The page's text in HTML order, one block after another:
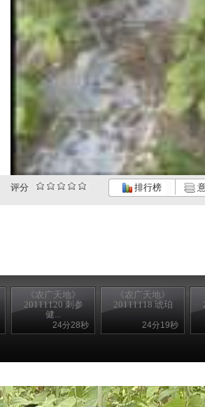
评分 排行榜
《农广天地》
20111120 刺参
健...
24分28秒
《农广天地》
20111118 琥珀
24分19秒